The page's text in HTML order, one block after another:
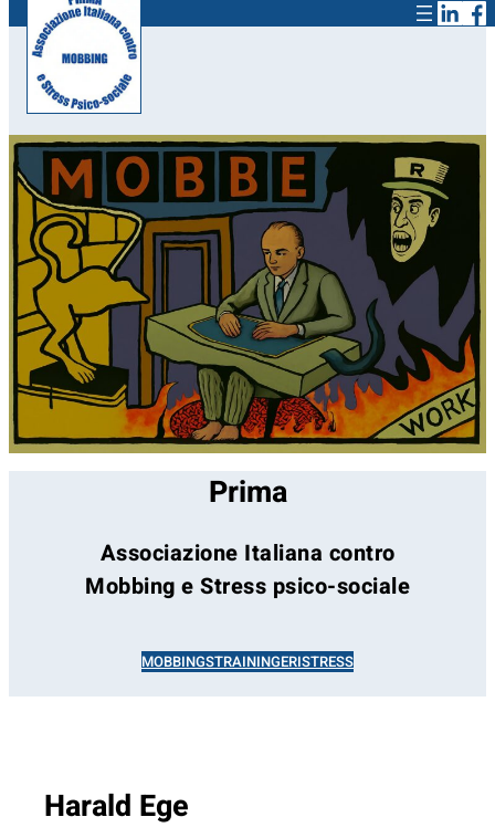
Prima
Associazione Italiana contro
Mobbing e Stress psico-sociale
MOBBINGSTRAININGERISTRESS
Harald Ege